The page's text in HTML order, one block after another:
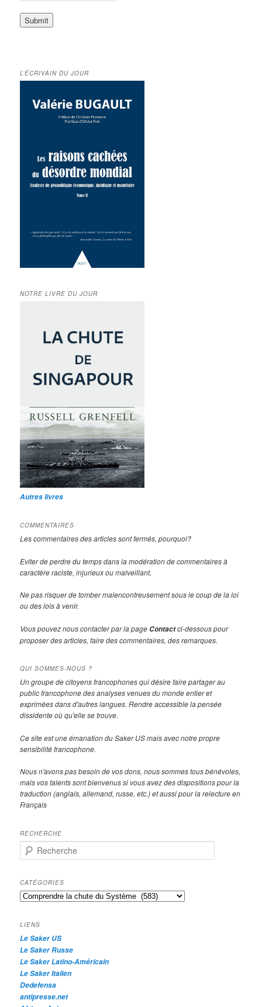
L’ÉCRIVAIN DU JOUR
NOTRE LIVRE DU JOUR
Autres livres
COMMENTAIRES
Les commentaires des articles sont fermés, pourquoi?
Eviter de perdre du temps dans la modération de commentaires à
caractère raciste, injurieux ou malveillant.
Ne pas risquer de tomber malencontreusement sous le coup de la loi
ou des lois à venir.
Vous pouvez nous contacter par la page Contactci-dessous pour
proposer des articles, faire des commentaires, des remarques.
QUI SOMMES-NOUS ?
Un groupe de citoyens francophones qui désire faire partager au
public francophone des analyses venues du monde entier et
exprimées dans d'autres langues. Rendre accessible la pensée
dissidente où qu'elle se trouve.
Ce site est une émanation du Saker US mais avec notre propre
sensibilité francophone.
Nous n'avons pas besoin de vos dons, nous sommes tous bénévoles,
mais vos talents sont bienvenus si vous avez des dispositions pour la
traduction (anglais, allemand, russe, etc.) et aussi pour la relecture en
Français
RECHERCHE
e
h
e
r
h
e
CATÉGORIES
Catégories
LIENS
Le Saker US
Le Saker Russe
Le Saker Latino-Américain
Le Saker Italien
Dedefensa
antipresse.net